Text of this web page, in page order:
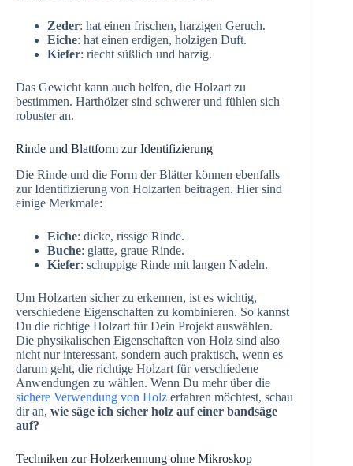
Zeder: hat einen frischen, harzigen Geruch.
Eiche: hat einen erdigen, holzigen Duft.
Kiefer: riecht süßlich und harzig.
Das Gewicht kann auch helfen, die Holzart zu
bestimmen. Harthölzer sind schwerer und fühlen sich
robuster an.
Rinde und Blattform zur Identifizierung
Die Rinde und die Form der Blätter können ebenfalls
zur Identifizierung von Holzarten beitragen. Hier sind
einige Merkmale:
Eiche: dicke, rissige Rinde.
Buche: glatte, graue Rinde.
Kiefer: schuppige Rinde mit langen Nadeln.
Um Holzarten sicher zu erkennen, ist es wichtig,
verschiedene Eigenschaften zu kombinieren. So kannst
Du die richtige Holzart für Dein Projekt auswählen.
Die physikalischen Eigenschaften von Holz sind also
nicht nur interessant, sondern auch praktisch, wenn es
darum geht, die richtige Holzart für verschiedene
Anwendungen zu wählen. Wenn Du mehr über die
sichere Verwendung von Holz erfahren möchtest, schau
dir an, wie säge ich sicher holz auf einer bandsäge
auf?
Techniken zur Holzerkennung ohne Mikroskop